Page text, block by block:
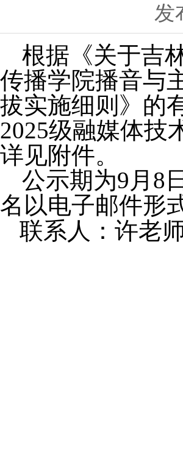
发
根据《关于吉
传播学院播音与
拔实施细则》的
2025级融媒体技
详见附件。
公示期为9月8
名以电子邮件形
联系人：许老